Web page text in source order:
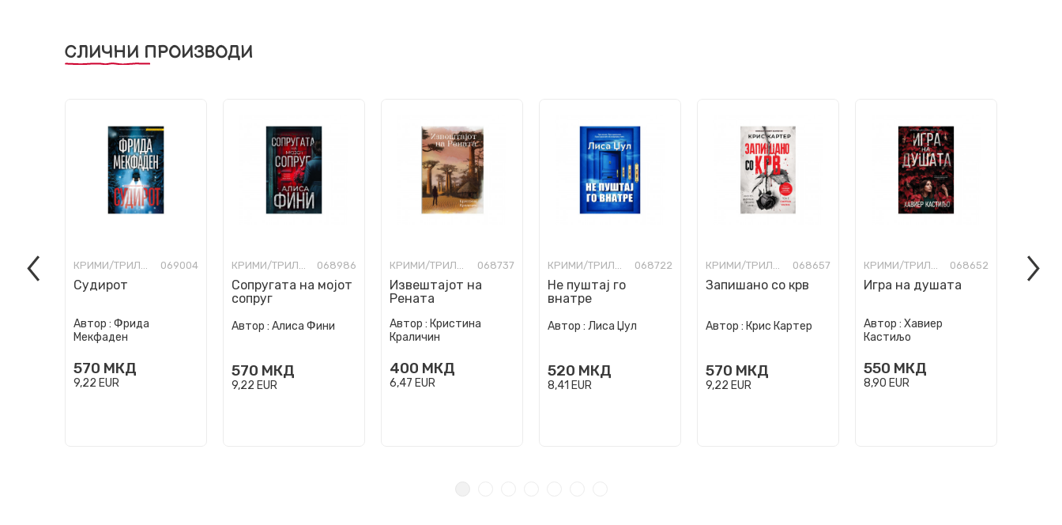
СЛИЧНИ ПРОИЗВОДИ
КРИМИ/ТРИЛЕР 069004
Судирот
Автор : Фрида
Мекфаден
570 МКД
9,22 EUR
КРИМИ/ТРИЛЕР 068986
Сопругата на мојот
сопруг
Автор : Алиса Фини
570 МКД
9,22 EUR
КРИМИ/ТРИЛЕР 068737
Извештајот на
Рената
Автор : Кристина
Краличин
400 МКД
6,47 EUR
КРИМИ/ТРИЛЕР 068722
Не пуштај го
внатре
Автор : Лиса Џул
520 МКД
8,41 EUR
КРИМИ/ТРИЛЕР 068657
Запишано со крв
Автор : Крис Картер
570 МКД
9,22 EUR
КРИМИ/ТРИЛЕР 068652
Игра на душата
Автор : Хавиер
Кастиљо
550 МКД
8,90 EUR